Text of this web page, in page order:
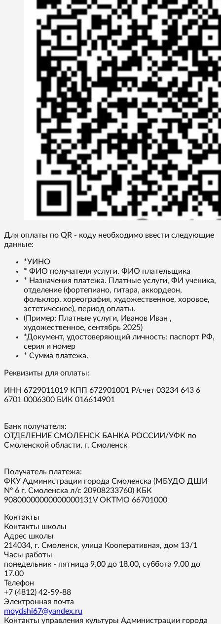
Для оплаты по QR - коду необходимо ввести следующие
данные:
*УИНО
* ФИО получателя услуги. ФИО плательщика
* Назначения платежа. Платные услуги, ФИ ученика,
отделение (фортепиано, гитара, аккордеон,
фольклор, хореография, художественное, хоровое,
эстетическое), период оплаты.
(Пример: Платные услуги, Иванов Иван ,
художественное, сентябрь 2025)
*Документ, удостоверяющий личность: паспорт РФ,
серия и номер
* Сумма платежа.
Реквизиты для оплаты:
ИНН 6729011019 КПП 672901001 Р/счет 03234 643 6
6701 0006300 БИК 016614901
Банк получателя:
ОТДЕЛЕНИЕ СМОЛЕНСК БАНКА РОССИИ/УФК по
Смоленской области, г. Смоленск
Получатель платежа:
ФКУ Администрации города Смоленска (МБУДО ДШИ
Nº 6 г. Смоленска л/с 20908233760) КБК
90800000000000000131V ОКТМО 66701000
Контакты
Контакты школы
Адрес школы
214034, г. Смоленск, улица Кооперативная, дом 13/1
Часы работы
понедельник - пятница 9.00 до 18.00, суббота 9.00 до
17.00
Телефон
+7 (4812) 42-59-88
Электронная почта
moydshi67@yandex.ru
Контакты управления культуры Администрации города